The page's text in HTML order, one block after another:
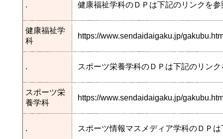
. 健康福祉学科のＤＰは下記のリンクを
健康福祉学
科
https://www.sendaidaigaku.jp/
. スポーツ栄養学科のＤＰは下記のリン
スポーツ栄
養学科
https://www.sendaidaigaku.jp/
. スポーツ情報マスメディア学科のＤＰ